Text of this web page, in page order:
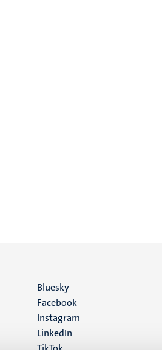
Social
media
Bluesky
Facebook
Instagram
LinkedIn
TikTok